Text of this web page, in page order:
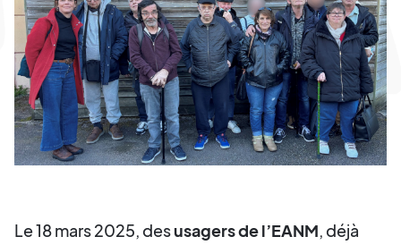
Le 18 mars 2025, desusagers de l’EANM, déjà